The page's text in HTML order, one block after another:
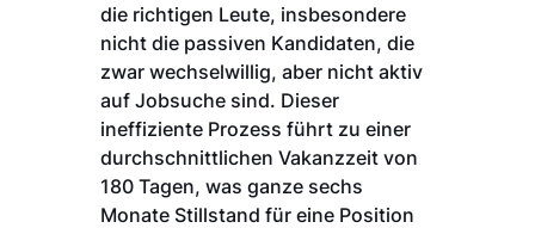
die richtigen Leute, insbesondere
nicht die passiven Kandidaten, die
zwar wechselwillig, aber nicht aktiv
auf Jobsuche sind. Dieser
ineffiziente Prozess führt zu einer
durchschnittlichen Vakanzzeit von
180 Tagen, was ganze sechs
Monate Stillstand für eine Position